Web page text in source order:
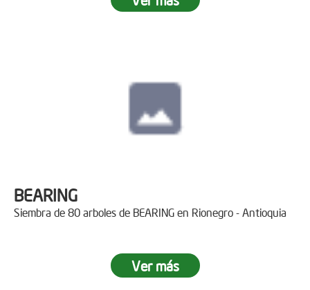
BEARING
Siembra de 80 arboles de BEARING en Rionegro - Antioquia
Ver más